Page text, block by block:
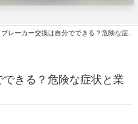
ブレーカー交換は自分でできる？危険な症状と業者に頼む目安
きる？危険な症状と業